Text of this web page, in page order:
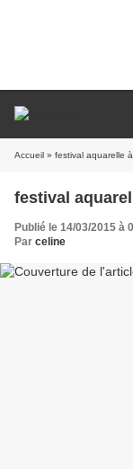
Accueil » festival aquarelle
festival
Publié le 14/03/2015 à
Par celine